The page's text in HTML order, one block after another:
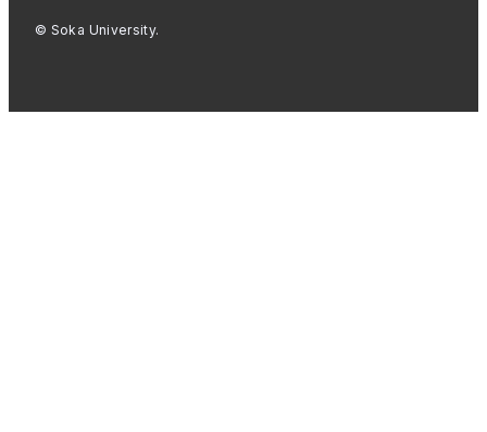
© Soka University.